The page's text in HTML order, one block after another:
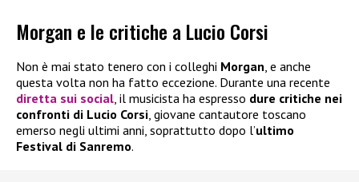
Morgan e le critiche a Lucio Corsi
Non è mai stato tenero con i colleghi Morgan, e anche
questa volta non ha fatto eccezione. Durante una recente
diretta sui social, il musicista ha espresso dure critiche nei
confronti di Lucio Corsi, giovane cantautore toscano
emerso negli ultimi anni, soprattutto dopo l’ultimo
Festival di Sanremo.